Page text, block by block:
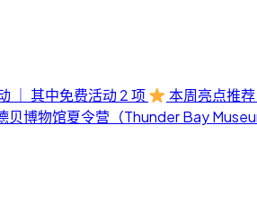
｜ 其中免费活动 2 项
本周亮点推
贝博物馆夏令营（Thunder Bay